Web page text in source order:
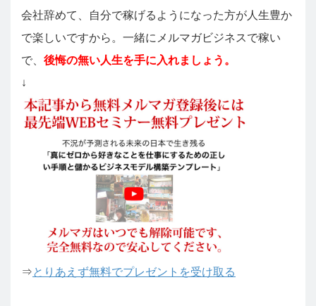
会社辞めて、自分で稼げるようになった方が人生豊か
で楽しいですから。一緒にメルマガビジネスで稼い
で、 後悔の無い人生を手に入れましょう。
↓
⇒とりあえず無料でプレゼントを受け取る